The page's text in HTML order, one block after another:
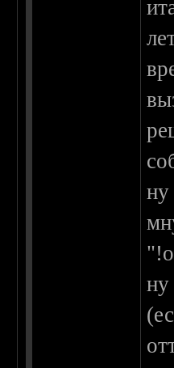
ну
ну